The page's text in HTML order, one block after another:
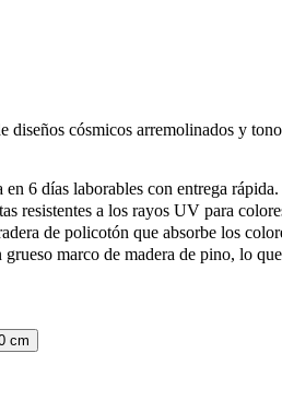
cósmicos arremolinados y
6 días laborables con entrega rápida.
resistentes a los rayos UV para
de policotón que absorbe los
marco de madera de pino, lo
cm